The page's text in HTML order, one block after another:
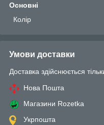
Основні
Колір
Умови доставки
Доставка здійснюється
Нова Пошта
Магазини Rozetka
Укрпошта